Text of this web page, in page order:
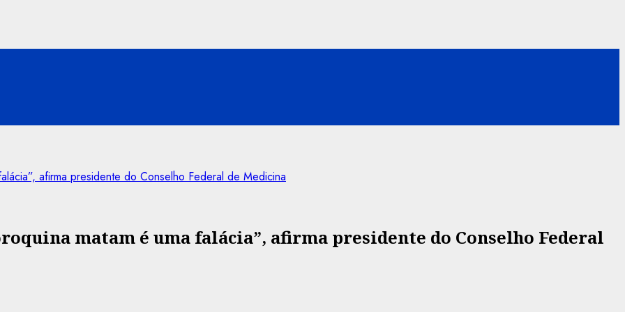
afirma presidente do Conselho Federal de Medicina
matam é uma falácia”, afirma presidente do Conselho Federal